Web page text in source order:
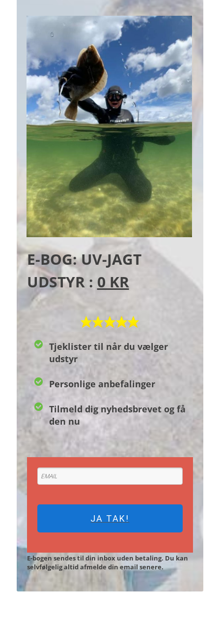
E-BOG: UV-JAGT
UDSTYR : 0 KR
Tjeklister til når du vælger
udstyr
Personlige anbefalinger
Tilmeld dig nyhedsbrevet og få
den nu
JA TAK!
E-bogen sendes til din inbox uden betaling. Du kan
selvfølgelig altid afmelde din email senere.